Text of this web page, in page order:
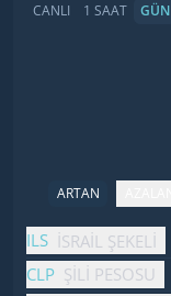
CANLI
1 SAAT GÜN
ARTAN
İsimFiyat Değişim
ILS İSRAIL ŞEKELI
CLP ŞILI PESOSU